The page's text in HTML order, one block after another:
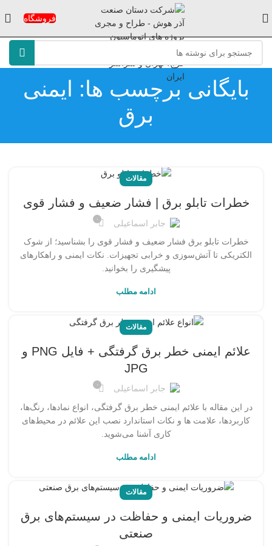
فروشگاه
بایگانی برچسب ها: ایمنی
برق
مقالات
خطرات تابلو برق | فشار ضعیف و فشار قوی
جابر اسماعیلی ۰
خطرات تابلو برق فشار ضعیف و فشار قوی را بشناسید؛ از شوک
الکتریکی تا آتش‌سوزی و خرابی تجهیزات. نکات ایمنی و راهکارهای
پیشگیری را بخوانید.
ادامه مطلب
مقالات
علائم ایمنی خطر برق گرفتگی + فایل PNG و
JPG
جابر اسماعیلی ۰
در این مقاله با علائم ایمنی خطر برق گرفتگی، انواع نمادها، رنگ‌ها،
کاربردها، علامت ها و نکات استاندارد نصب این علائم در محیط‌های
کاری آشنا می‌شوید.
ادامه مطلب
مقالات
ضروریات ایمنی و حفاظت در سیستم‌های برق
صنعتی